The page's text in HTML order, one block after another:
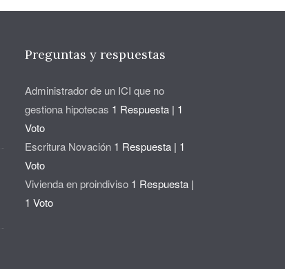
Preguntas y respuestas
Administrador de un ICI que no
gestiona hipotecas 1 Respuesta | 1
Voto
Escritura Novación 1 Respuesta | 1
Voto
Vivienda en proindiviso 1 Respuesta |
1 Voto